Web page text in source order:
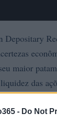
- Do Not
maior
das
e a